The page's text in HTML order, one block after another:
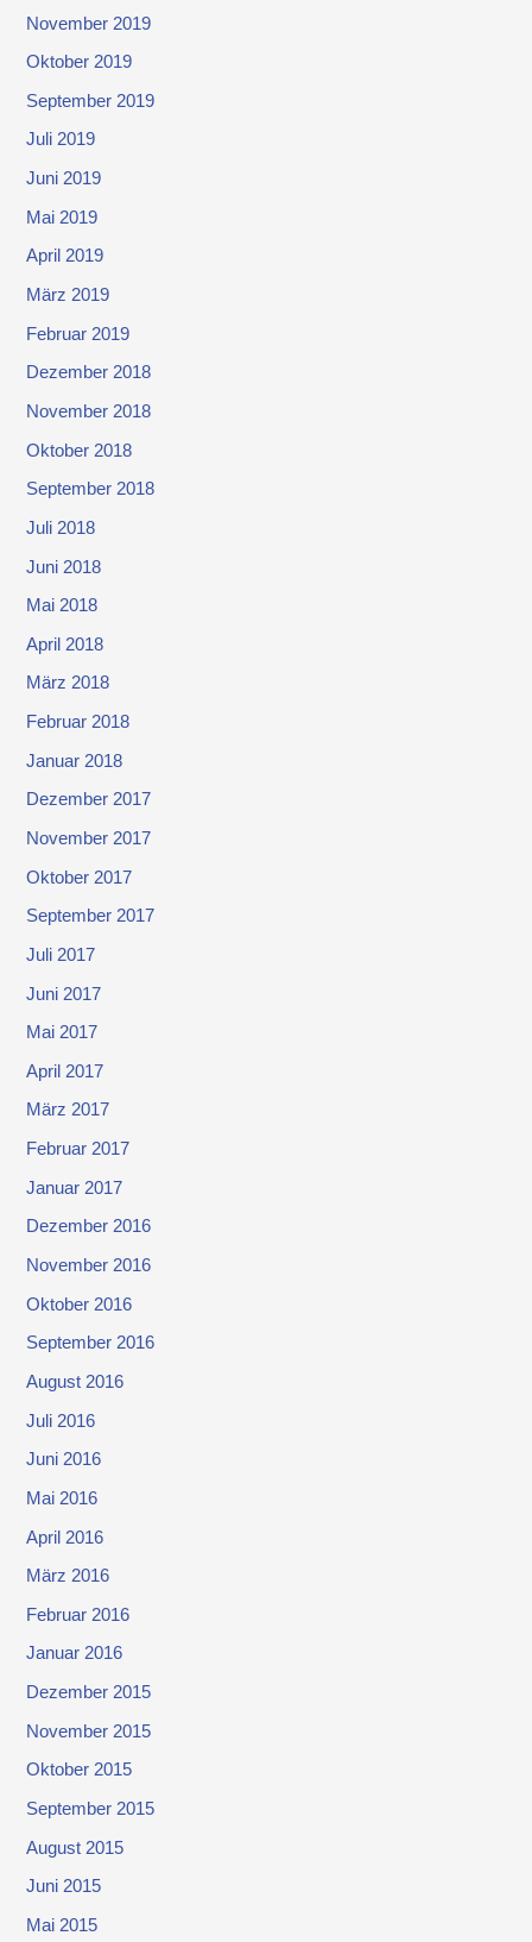
November 2019
Oktober 2019
September 2019
Juli 2019
Juni 2019
Mai 2019
April 2019
März 2019
Februar 2019
Dezember 2018
November 2018
Oktober 2018
September 2018
Juli 2018
Juni 2018
Mai 2018
April 2018
März 2018
Februar 2018
Januar 2018
Dezember 2017
November 2017
Oktober 2017
September 2017
Juli 2017
Juni 2017
Mai 2017
April 2017
März 2017
Februar 2017
Januar 2017
Dezember 2016
November 2016
Oktober 2016
September 2016
August 2016
Juli 2016
Juni 2016
Mai 2016
April 2016
März 2016
Februar 2016
Januar 2016
Dezember 2015
November 2015
Oktober 2015
September 2015
August 2015
Juni 2015
Mai 2015